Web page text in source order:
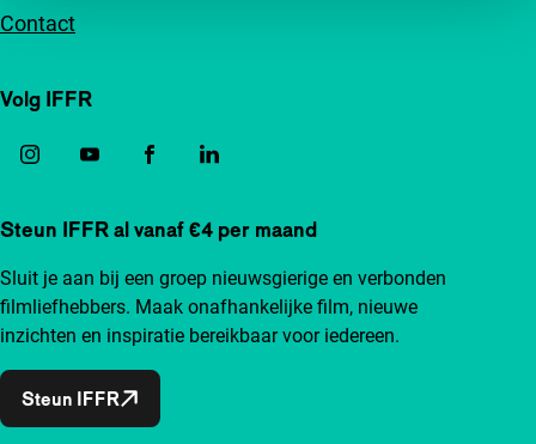
Contact
Volg IFFR
Steun IFFR al vanaf €4 per maand
Sluit je aan bij een groep nieuwsgierige en verbonden
filmliefhebbers. Maak onafhankelijke film, nieuwe
inzichten en inspiratie bereikbaar voor iedereen.
Steun IFFR